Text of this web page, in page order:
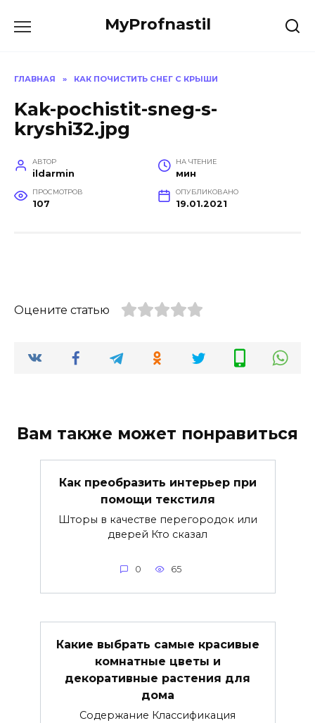
MyProfnastil
ГЛАВНАЯ » КАК ПОЧИСТИТЬ СНЕГ С КРЫШИ
Kak-pochistit-sneg-s-
kryshi32.jpg
АВТОР
ildarmin
НА ЧТЕНИЕ
мин
ПРОСМОТРОВ
107
ОПУБЛИКОВАНО
19.01.2021
Оцените статью
Вам также может понравиться
Как преобразить интерьер при
помощи текстиля
Шторы в качестве перегородок или
дверей Кто сказал
0 65
Какие выбрать самые красивые
комнатные цветы и
декоративные растения для
дома
Содержание Классификация